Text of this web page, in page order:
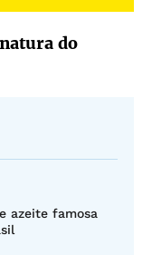
do
azeite famosa